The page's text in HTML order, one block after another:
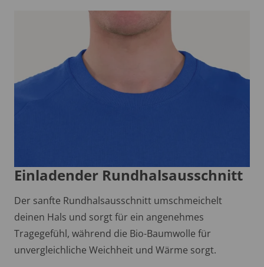
Einladender Rundhalsausschnitt
Der sanfte Rundhalsausschnitt umschmeichelt
deinen Hals und sorgt für ein angenehmes
Tragegefühl, während die Bio-Baumwolle für
unvergleichliche Weichheit und Wärme sorgt.